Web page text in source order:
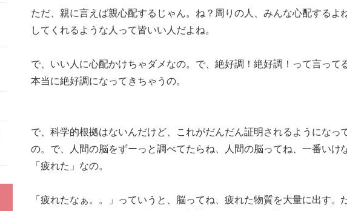
ただ、親に言えば親心配するじゃん。ね？周りの人、みんな心配するよ
してくれるような人って皆いい人だよね。
で、いい人に心配かけちゃダメなの。で、絶好調！絶好調！って言って
本当に絶好調になってきちゃうの。
で、科学的根拠はないんだけど、これがだんだん証明されるようになっ
の。で、人間の脳をずーっと調べてたらね、人間の脳ってね、一番いけ
「疲れた」なの。
「疲れたなぁ。。」っていうと、脳ってね、疲れた物質を大量に出す。